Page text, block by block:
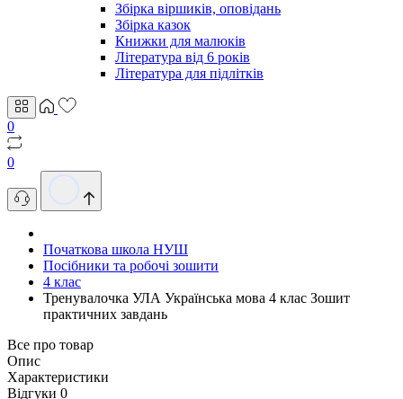
Збірка віршиків, оповідань
Збірка казок
Книжки для малюків
Література від 6 років
Література для підлітків
0
0
Початкова школа НУШ
Посібники та робочі зошити
4 клас
Тренувалочка УЛА Українська мова 4 клас Зошит
практичних завдань
Все про товар
Опис
Характеристики
Відгуки 0